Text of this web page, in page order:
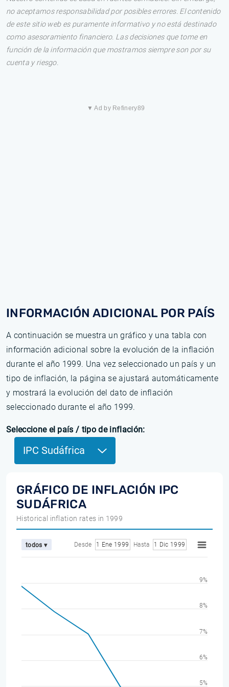
no aceptamos responsabilidad por posibles errores. El contenido
de este sitio web es puramente informativo y no está destinado
como asesoramiento financiero. Las decisiones que tome en
función de la información que mostramos siempre son por su
cuenta y riesgo.
▼ Ad by Refinery89
INFORMACIÓN ADICIONAL POR PAÍS
A continuación se muestra un gráfico y una tabla con
información adicional sobre la evolución de la inflación
durante el año 1999. Una vez seleccionado un país y un
tipo de inflación, la página se ajustará automáticamente
y mostrará la evolución del dato de inflación
seleccionado durante el año 1999.
Seleccione el país / tipo de inflación:
IPC Sudáfrica
GRÁFICO DE INFLACIÓN IPC
SUDÁFRICA
Historical inflation rates in 1999
todos ▾ Desde 1 Ene 1999 Hasta 1 Dic 1999
5%
6%
7%
8%
9%